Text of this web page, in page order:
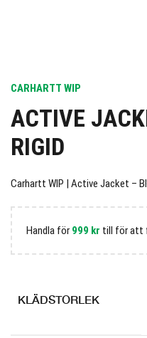
CARHARTT WIP
ACTIVE
RIGID
Carhartt WIP | Active Jacket –
Handla för 999 kr till för att
KLÄDSTORLEK